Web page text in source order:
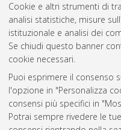
Cookie e altri strumenti di
analisi statistiche, misure
istituzionale e analisi dei
Se chiudi questo banner
cookie necessari.
Puoi esprimere il consenso
l'opzione in "Personalizza
consensi più specifici in
Potrai sempre rivedere le
Gestione
Atom
Rss 1.0
Rss 2.0